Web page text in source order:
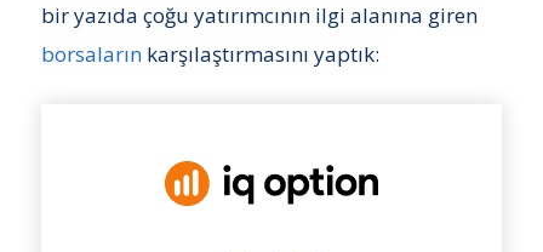
bir yazıda çoğu yatırımcının ilgi alanına giren
borsalarınkarşılaştırmasını yaptık: